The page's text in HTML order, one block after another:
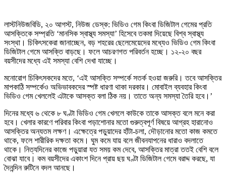
লাস্টনিউজবিডি, ২০ আগস্ট, নিউজ ডেস্ক: ভিডিও গেম কিংবা ডিজিটাল গেমের প্রতি
আসক্তিকে সম্প্রতি ‘মানসিক স্বাস্থ্য সমস্যা’ হিসেবে তকমা দিয়েছে বিশ্ব স্বাস্থ্য
সংস্থা। চিকিৎসকেরা জানাচ্ছেন, বড় শহরের ছেলেমেয়েদের মধ্যেও ভিডিও গেম কিংবা
ডিজিটাল গেমে আসক্তি বাড়ছে। ফলে আচরণগত পরিবর্তন হচ্ছে। ১২-২০ বছর
বয়সীদের মধ্যে এই সমস্যা বেশি দেখা যাচ্ছে।
মনোরোগ চিকিৎসকদের মতে, ‘এই আসক্তি সম্পর্কে সতর্ক হওয়া জরুরি। তবে আসক্তির
মাপকাঠি সম্পর্কেও অভিভাবকদের স্পষ্ট ধারণা থাকা দরকার। মোবাইল ব্যবহার কিংবা
ভিডিও গেম খেললেই এটাকে আসক্ত বলা ঠিক নয়। তাতে অন্য সমস্যা তৈরি হবে।’
দিনের মধ্যে ৬ থেকে ৮ ঘণ্টা ভিডিও গেম খেললে কাউকে তাকে আসক্ত বলে মনে করা
হবে। খেলার কারণে পরিবার কিংবা পড়াশোনার মতো গুরুত্বপূর্ণ বিষয়ে আগ্রহ হারানোও
আসক্তির অন্যতম লক্ষণ। এক্ষেত্রে পড়ুয়াদের হাঁটা-চলা, দৌড়ানোর মতো কাজ কমতে
থাকে, ফলে শারীরিক দক্ষতা কমে। ঘুম কমে যায় বলে জীবনযাপনের ধারাও বদলাতে
থাকে। নিত্যদিনের কাজে পড়ুয়ারা যত সময় কম দেবে, আসক্তির মাত্রা ততই বেশি বলে
বোঝা যাবে। কম বয়সীদের একাংশ দিনে প্রায় ছয় ঘণ্টা ডিজিটাল গেমে বরাদ্দ করছে, যা
দৈনন্দিন রুটিনে বদল আনছে।